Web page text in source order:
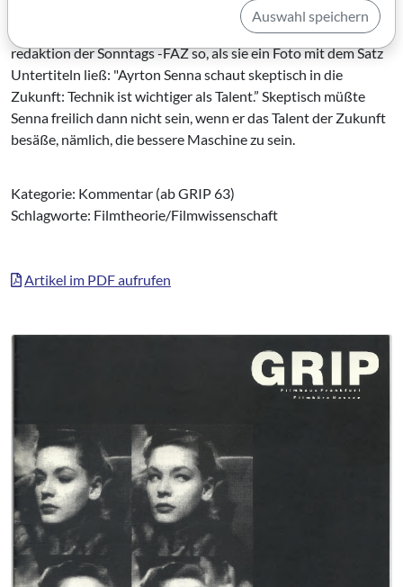
Ma­terial, nämlich das Talent, scheint sich als immer
überflüssiger zu er­ weisen. Das sah wohl auch die Sport­
redaktion der Sonntags -FAZ so, als sie ein Foto mit dem Satz
Untertiteln ließ: "Ayrton Senna schaut skeptisch in die
Zukunft: Technik ist wichtiger als Talent.” Skeptisch müßte
Senna freilich dann nicht sein, wenn er das Talent der Zukunft
besäße, nämlich, die bessere Maschine zu sein.
Kategorie: Kommentar (ab GRIP 63)
Schlagworte: Filmtheorie/Filmwissenschaft
Artikel im PDF aufrufen
Auswahl speichern